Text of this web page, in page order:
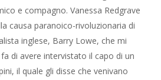
e compagno. Vanessa Redgrave
causa paranoico-rivoluzionaria di
inglese, Barry Lowe, che mi
di avere intervistato il capo di un
il quale gli disse che venivano